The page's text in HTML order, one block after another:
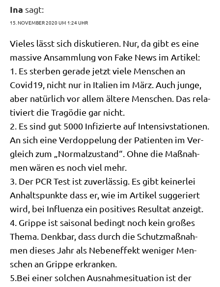
Ina sagt:
15. NOVEMBER 2020 UM 1:24 UHR
Vie­les lässt sich dis­ku­tie­ren. Nur, da gibt es eine
mas­si­ve Ansamm­lung von Fake News im Artikel:
1. Es ster­ben gera­de jetzt vie­le Men­schen an
Covid19, nicht nur in Ita­li­en im März. Auch jun­ge,
aber natür­lich vor allem älte­re Men­schen. Das rela­
ti­viert die Tra­gö­die gar nicht.
2. Es sind gut 5000 Infi­zier­te auf Inten­siv­sta­tio­nen.
An sich eine Ver­dop­pe­lung der Pati­en­ten im Ver­
gleich zum „Nor­mal­zu­stand“. Ohne die Maß­nah­
men wären es noch viel mehr.
3. Der PCR Test ist zuver­läs­sig. Es gibt kei­ner­lei
Anhalts­punk­te dass er, wie im Arti­kel sug­ge­riert
wird, bei Influ­en­za ein posi­ti­ves Resul­tat anzeigt.
4. Grip­pe ist sai­so­nal bedingt noch kein gro­ßes
The­ma. Denk­bar, dass durch die Schutz­maß­nah­
men die­ses Jahr als Neben­ef­fekt weni­ger Men­
schen an Grip­pe erkranken.
5.Bei einer sol­chen Aus­nah­me­si­tua­ti­on ist der